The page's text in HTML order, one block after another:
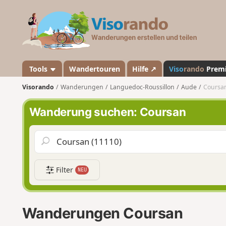
a
n
d
o
Tools Wandertouren Hilfe ↗ Visorando
Visorando Wanderungen Languedoc-Roussillon Aude
Wanderung suchen: Coursan
Filter NEU
Wanderungen Coursan